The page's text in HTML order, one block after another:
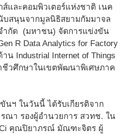
ส์และคอมพิวเตอร์แห่งชาติ เนค
บสนุนจากมูลนิธิสยามกัมมาจล
ำกัด (มหาชน) จัดการแข่งขัน
R Data Analytics for Factory
น Industrial Internet of Things
ชีวศึกษาในเขตพัฒนาพิเศษภาค
นฯ ในวันนี้ ได้รับเกียรติจาก
ณา รองผู้อำนวยการ สวทช. ใน
คุณปิยาภรณ์ มัณฑะจิตร ผู้